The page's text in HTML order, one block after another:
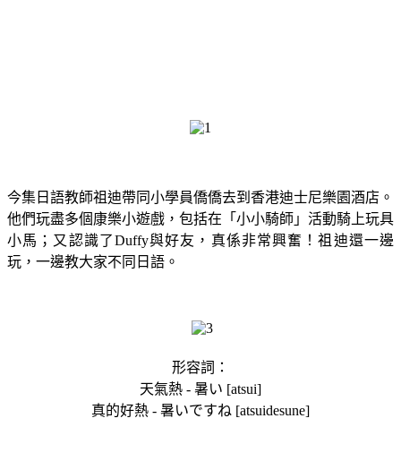
今集日語教師祖迪帶同小學員僑僑去到香港迪士尼樂園酒店。
他們玩盡多個康樂小遊戲，包括在「小小騎師」活動騎上玩具
小馬；又認識了Duffy與好友，真係非常興奮！祖迪還一邊
玩，一邊教大家不同日語。
形容詞：
天氣熱 - 暑い [atsui]
真的好熱 - 暑いですね [atsuidesune]